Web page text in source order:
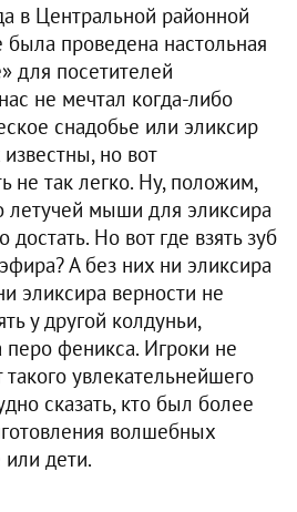
в Центральной районной
была проведена настольная
для посетителей
не мечтал когда-либо
снадобье или эликсир
но вот
не так легко. Ну, положим,
летучей мыши для эликсира
Но вот где взять зуб
А без них ни эликсира
эликсира верности не
у другой колдуньи,
феникса. Игроки не
такого увлекательнейшего
сказать, кто был более
волшебных
дети.